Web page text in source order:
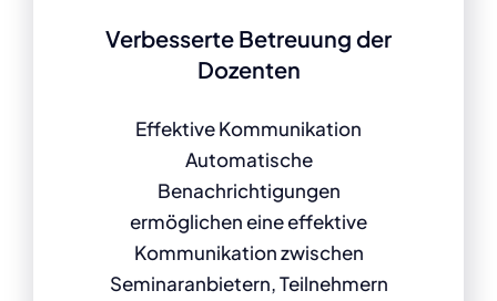
Verbesserte Betreuung der
Dozenten
Effektive Kommunikation
Automatische
Benachrichtigungen
ermöglichen eine effektive
Kommunikation zwischen
Seminaranbietern, Teilnehmern